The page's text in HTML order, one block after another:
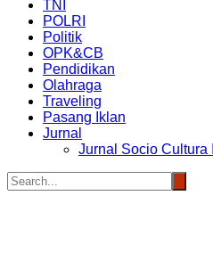
TNI
POLRI
Politik
OPK&CB
Pendidikan
Olahraga
Traveling
Pasang Iklan
Jurnal
Jurnal Socio Cultura